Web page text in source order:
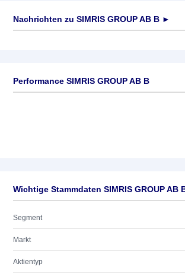
Nachrichten zu SIMRIS GROUP AB B ►
Performance SIMRIS GROUP AB B
Wichtige Stammdaten SIMRIS GROUP AB
Segment
Markt
Aktientyp